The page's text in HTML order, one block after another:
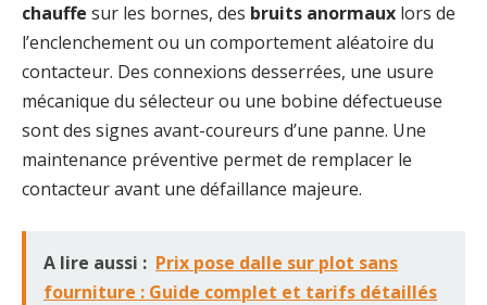
chauffe sur les bornes, des bruits anormaux lors de
l’enclenchement ou un comportement aléatoire du
contacteur. Des connexions desserrées, une usure
mécanique du sélecteur ou une bobine défectueuse
sont des signes avant-coureurs d’une panne. Une
maintenance préventive permet de remplacer le
contacteur avant une défaillance majeure.
A lire aussi : Prix pose dalle sur plot sans
fourniture : Guide complet et tarifs détaillés